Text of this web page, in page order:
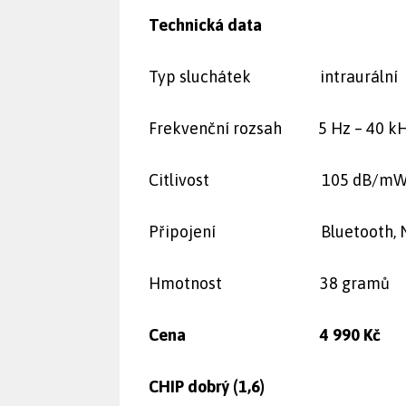
Technická data
Typ sluchátek intraurální
Frekvenční rozsah 5 Hz – 40
Citlivost 105 dB/
Připojení Bluetooth,
Hmotnost 38 gramů
Cena 4 990 Kč
CHIP dobrý (1,6)